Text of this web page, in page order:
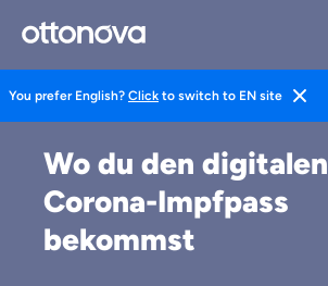
You prefer English? Click to switch to EN site
Digital
Wo du den digitalen
Corona-Impfpass
bekommst